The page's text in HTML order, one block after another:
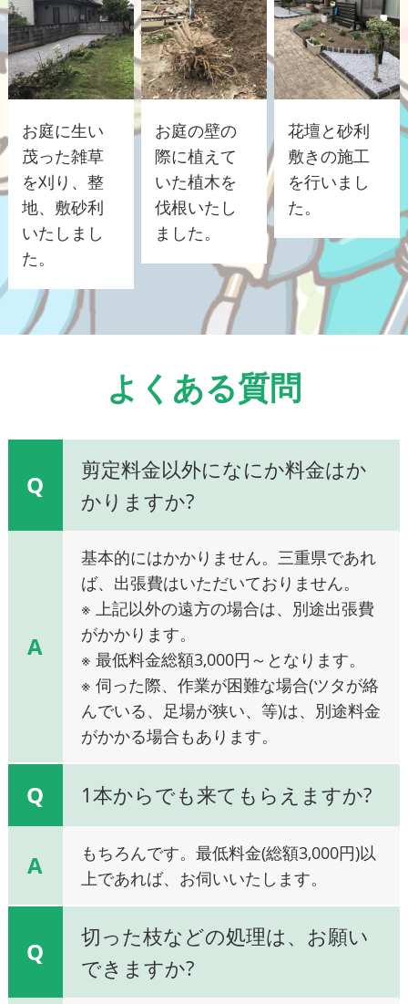
お庭に生い
茂った雑草
を刈り、整
地、敷砂利
いたしまし
た。
お庭の壁の
際に植えて
いた植木を
伐根いたし
ました。
花壇と砂利
敷きの施工
を行いまし
た。
よくある質問
Q
剪定料金以外になにか料金はか
かりますか?
A
基本的にはかかりません。三重県であれ
ば、出張費はいただいておりません。
※ 上記以外の遠方の場合は、別途出張費
がかかります。
※ 最低料金総額3,000円～となります。
※ 伺った際、作業が困難な場合(ツタが絡
んでいる、足場が狭い、等)は、別途料金
がかかる場合もあります。
Q 1本からでも来てもらえますか?
A
もちろんです。最低料金(総額3,000円)以
上であれば、お伺いいたします。
Q
切った枝などの処理は、お願い
できますか?